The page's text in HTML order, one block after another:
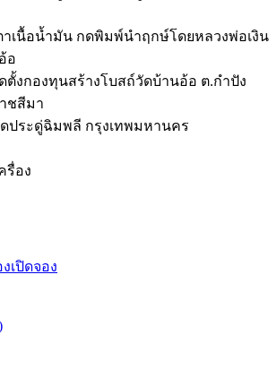
เนื้อน้ำมัน กดพิมพ์นำฤกษ์โดยหลวงพ่อเงิน
อ
ตั้งกองทุนสร้างโบสถ์วัดบ้านอ้อ ต.กำปัง
ชสีมา
ประดู่ฉิมพลี กรุงเทพมหานคร
รื่อง
เปิดจอง